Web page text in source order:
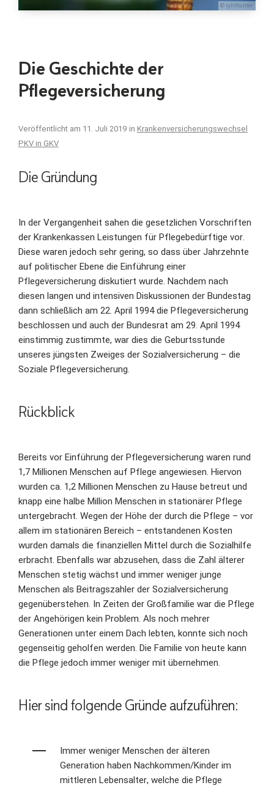
© ighthunter
Die Geschichte der
Pflegeversicherung
Veröffentlicht am 11. Juli 2019 in Krankenversicherungswechsel
PKV in GKV
Die Gründung
In der Vergangenheit sahen die gesetzlichen Vorschriften
der Krankenkassen Leistungen für Pflegebedürftige vor.
Diese waren jedoch sehr gering, so dass über Jahrzehnte
auf politischer Ebene die Einführung einer
Pflegeversicherung diskutiert wurde. Nachdem nach
diesen langen und intensiven Diskussionen der Bundestag
dann schließlich am 22. April 1994 die Pflegeversicherung
beschlossen und auch der Bundesrat am 29. April 1994
einstimmig zustimmte, war dies die Geburtsstunde
unseres jüngsten Zweiges der Sozialversicherung – die
Soziale Pflegeversicherung.
Rückblick
Bereits vor Einführung der Pflegeversicherung waren rund
1,7 Millionen Menschen auf Pflege angewiesen. Hiervon
wurden ca. 1,2 Millionen Menschen zu Hause betreut und
knapp eine halbe Million Menschen in stationärer Pflege
untergebracht. Wegen der Höhe der durch die Pflege – vor
allem im stationären Bereich – entstandenen Kosten
wurden damals die finanziellen Mittel durch die Sozialhilfe
erbracht. Ebenfalls war abzusehen, dass die Zahl älterer
Menschen stetig wächst und immer weniger junge
Menschen als Beitragszahler der Sozialversicherung
gegenüberstehen. In Zeiten der Großfamilie war die Pflege
der Angehörigen kein Problem. Als noch mehrer
Generationen unter einem Dach lebten, konnte sich noch
gegenseitig geholfen werden. Die Familie von heute kann
die Pflege jedoch immer weniger mit übernehmen.
Hier sind folgende Gründe aufzuführen:
Immer weniger Menschen der älteren
Generation haben Nachkommen/Kinder im
mittleren Lebensalter, welche die Pflege